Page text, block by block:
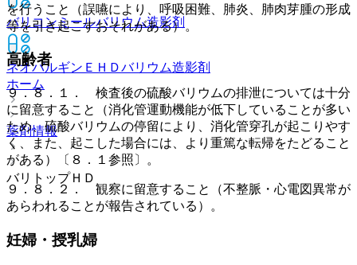
バリコンミールバリウム造影剤
ネオバルギンＥＨＤバリウム造影剤
ホーム
薬剤情報
バリトップＨＤ
を行うこと（誤嚥により、呼吸困難、肺炎、肺肉芽腫の形成
等を引き起こすおそれがある）。
高齢者
９．８．１． 検査後の硫酸バリウムの排泄については十分
に留意すること（消化管運動機能が低下していることが多い
ため、硫酸バリウムの停留により、消化管穿孔が起こりやす
く、また、起こした場合には、より重篤な転帰をたどること
がある）〔８．１参照〕。
９．８．２． 観察に留意すること（不整脈・心電図異常が
あらわれることが報告されている）。
妊婦・授乳婦